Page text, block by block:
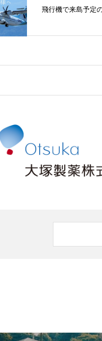
飛行機で来島予定